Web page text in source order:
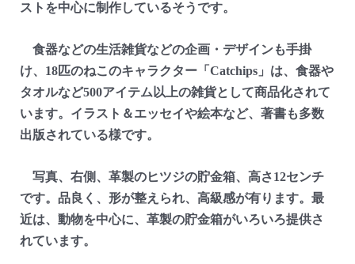
ストを中心に制作しているそうです。
食器などの生活雑貨などの企画・デザインも手掛
け、18匹のねこのキャラクター「Catchips」は、食器や
タオルなど500アイテム以上の雑貨として商品化されて
います。イラスト＆エッセイや絵本など、著書も多数
出版されている様です。
写真、右側、革製のヒツジの貯金箱、高さ12センチ
です。品良く、形が整えられ、高級感が有ります。最
近は、動物を中心に、革製の貯金箱がいろいろ提供さ
れています。